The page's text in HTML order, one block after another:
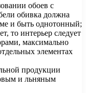
обоев с
обивка должна
и быть однотонный;
то интерьер следует
максимально
элементах
продукции
и льняным